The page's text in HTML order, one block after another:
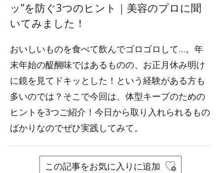
ッ”を防ぐ3つのヒント｜美容のプロに聞
いてみました！
おいしいものを食べて飲んでゴロゴロして…。年
末年始の醍醐味ではあるものの、お正月休み明け
に鏡を見てドキッとした！という経験がある方も
多いのでは？そこで今回は、体型キープのための
ヒントを3つご紹介！今日から取り入れられるもの
ばかりなのでぜひ実践してみて。
この記事をお気に入りに追加